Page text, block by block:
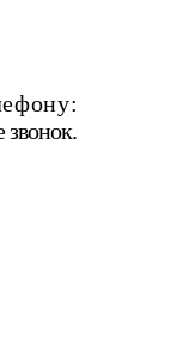
звонок.